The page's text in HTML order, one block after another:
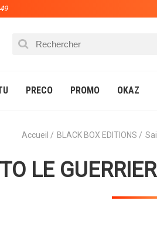
PRECO PROMO OKAZ
Accueil BLACK BOX EDITIONS
LE